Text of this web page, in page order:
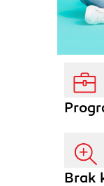
Brak